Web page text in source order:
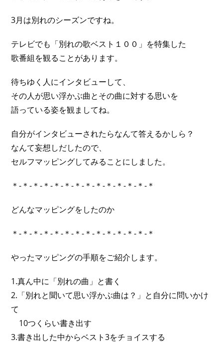
3月は別れのシーズンですね。
テレビでも「別れの歌ベスト１００」を特集した
歌番組を観ることがあります。
待ちゆく人にインタビューして、
その人が思い浮かぶ曲とその曲に対する思いを
語っている姿を観ましてね。
自分がインタビューされたらなんて答えるかしら？
なんて妄想しだしたので、
セルフマッピングしてみることにしました。
＊-＊-＊-＊-＊-＊-＊-＊-＊-＊-＊-＊-＊-＊
どんなマッピングをしたのか
＊-＊-＊-＊-＊-＊-＊-＊-＊-＊-＊-＊-＊-＊
やったマッピングの手順をご紹介します。
1.真ん中に「別れの曲」と書く
2.「別れと聞いて思い浮かぶ曲は？」と自分に問いかけ
て
10つくらい書き出す
3.書き出した中からベスト3をチョイスする